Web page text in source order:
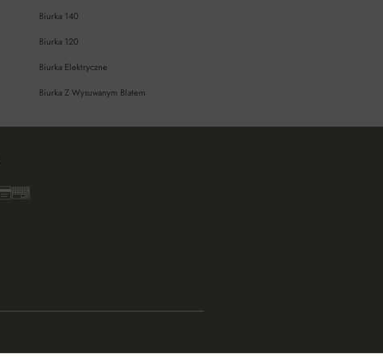
Biurka 140
Biurka 120
Biurka Elektryczne
Biurka Z Wysuwanym Blatem